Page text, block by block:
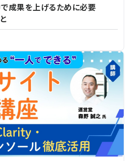
で成果を上げるために必要